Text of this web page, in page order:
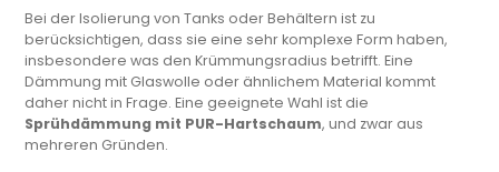
Bei der Isolierung von Tanks oder Behältern ist zu
berücksichtigen, dass sie eine sehr komplexe Form haben,
insbesondere was den Krümmungsradius betrifft. Eine
Dämmung mit Glaswolle oder ähnlichem Material kommt
daher nicht in Frage. Eine geeignete Wahl ist die
Sprühdämmung mit PUR-Hartschaum, und zwar aus
mehreren Gründen.